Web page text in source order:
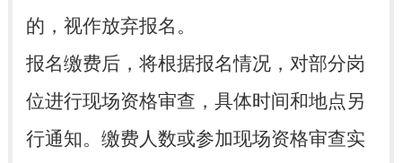
的，视作放弃报名。
报名缴费后，将根据报名情况，对部分岗
位进行现场资格审查，具体时间和地点另
行通知。缴费人数或参加现场资格审查实